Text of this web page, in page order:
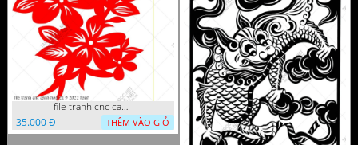
file tranh cnc canh hoa 21 9 2022 hanh
35.000 Đ
THÊM VÀO GIỎ